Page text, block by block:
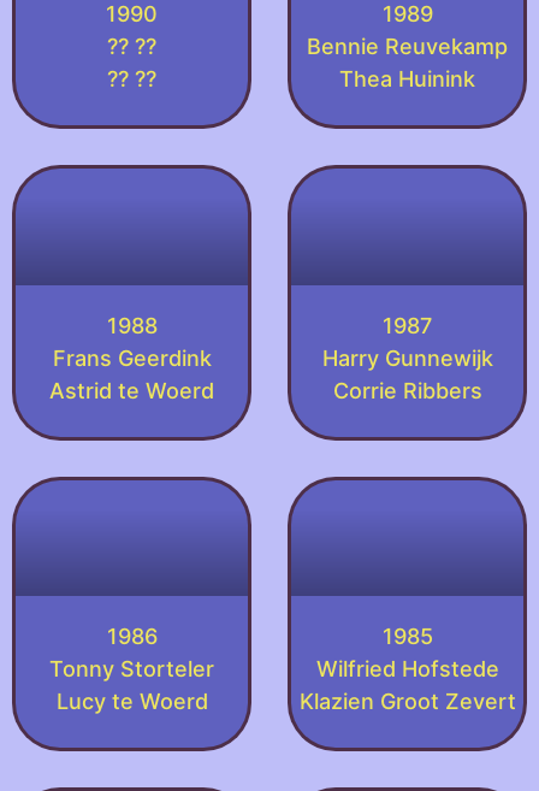
1990
?? ??
?? ??
1989
Bennie Reuvekamp
Thea Huinink
1988
Frans Geerdink
Astrid te Woerd
1987
Harry Gunnewijk
Corrie Ribbers
1986
Tonny Storteler
Lucy te Woerd
1985
Wilfried Hofstede
Klazien Groot Zevert